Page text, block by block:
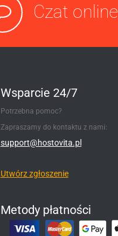
Czat online
Wsparcie 24/7
Potrzebna pomoc?
Zapraszamy do kontaktu z nami:
support@hostovita.pl
Utwórz zgłoszenie
Metody płatności